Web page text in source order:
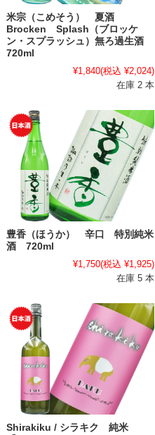
米宗（こめそう） 夏酒
Brocken Splash（ブロッケ
ン・スプラッシュ）無ろ過生酒
720ml
¥1,840(税込 ¥2,024)
在庫 2 本
豊香（ほうか） 辛口 特別純米
酒 720ml
¥1,750(税込 ¥1,925)
在庫 5 本
Shirakiku / シラキク 純米